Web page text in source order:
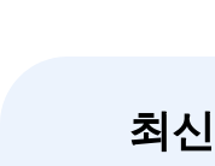
최